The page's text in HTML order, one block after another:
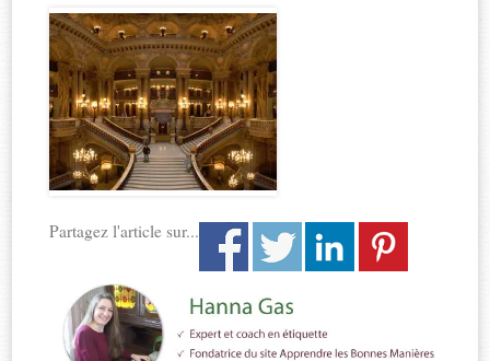
Partagez l'article sur...